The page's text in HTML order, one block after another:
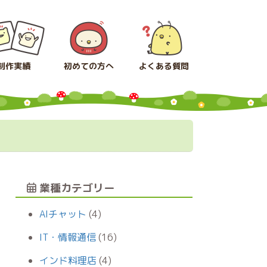
作実績 初めての方へ よくある質問
業種カテゴリー
AIチャット (4)
IT・情報通信(16)
インド料理店 (4)